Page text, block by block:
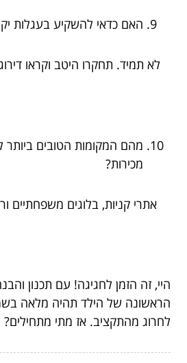
האם כדאי להשקיע בעגלות
לא תמיד. תחקרו היטב וקראו
מהם המקומות הטובים
מכירות?
אתרי קניות, בלוגים משפחתיים
היי, זה הזמן לחגיגה! עם תכנון
הראשונה של הילד תהיה מלאה
לחרוג מהתקציב. אז מתי מתחילים?